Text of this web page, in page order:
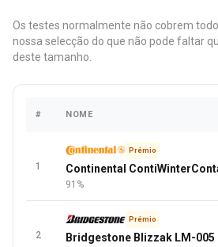
Os testes normalmente não cobrem
nossa selecção do que não pode faltar
deste tamanho.
# NOME
1
Prémio
Continental
91%
2
Prémio
Bridgestone Blizzak LM-005